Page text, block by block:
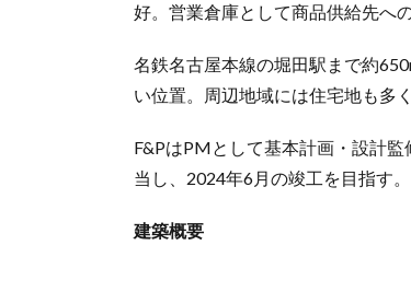
好。営業倉庫として商品供給先へ
名鉄名古屋本線の堀田駅まで約
い位置。周辺地域には住宅地も多
F&PはPMとして基本計画・設計
当し、2024年6月の竣工を目指す。
建築概要